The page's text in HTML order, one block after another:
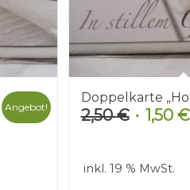
Angebot!
Doppelkarte
2,50€
2,50 €
1,50 €
inkl. 19 % MwSt.